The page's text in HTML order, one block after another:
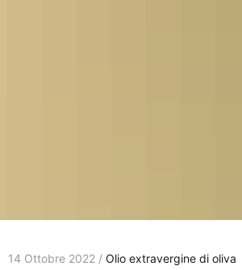
14 Ottobre 2022 / Olio extravergine di oliva